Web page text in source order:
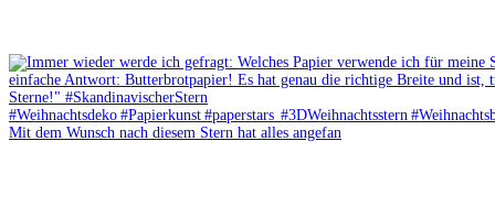
Mit dem Wunsch nach diesem Stern hat alles angefan